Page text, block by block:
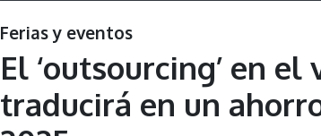
Ferias y eventos
El ‘outsourcing’ en
traducirá en un